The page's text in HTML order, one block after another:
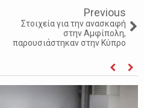
Previous
Στοιχεία για την ανασκαφή
στην Αμφίπολη,
παρουσιάστηκαν στην Κύπρο